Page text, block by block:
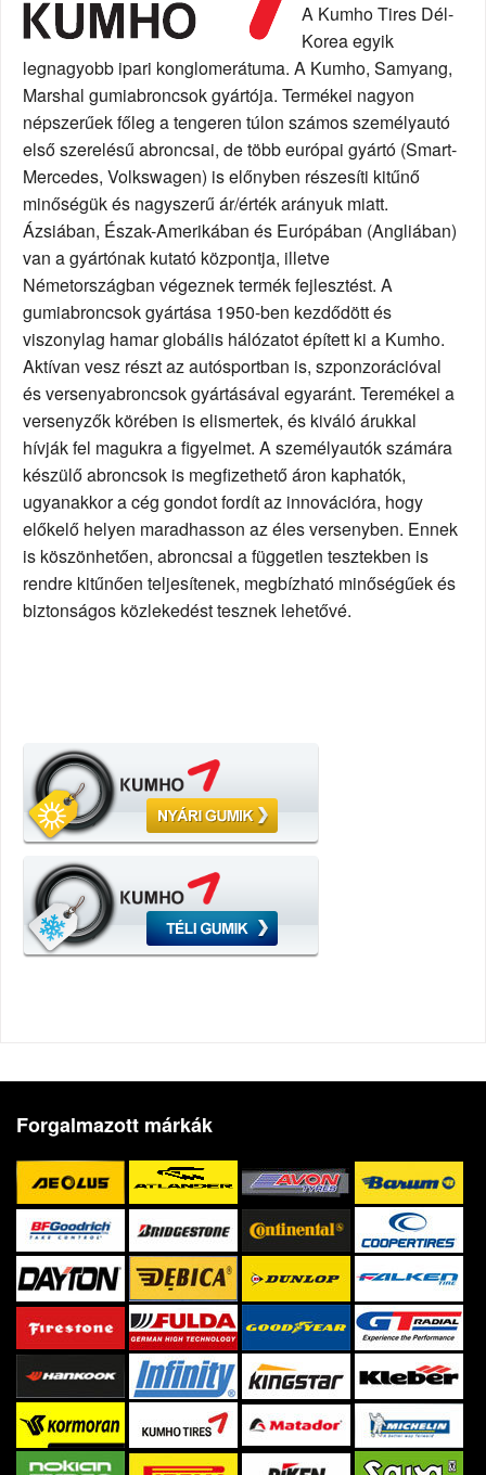
A Kumho Tires Dél-
Korea egyik
legnagyobb ipari konglomerátuma. A Kumho, Samyang,
Marshal gumiabroncsok gyártója. Termékei nagyon
népszerűek főleg a tengeren túlon számos személyautó
első szerelésű abroncsai, de több európai gyártó (Smart-
Mercedes, Volkswagen) is előnyben részesíti kitűnő
minőségük és nagyszerű ár/érték arányuk miatt.
Ázsiában, Észak-Amerikában és Európában (Angliában)
van a gyártónak kutató központja, illetve
Németországban végeznek termék fejlesztést. A
gumiabroncsok gyártása 1950-ben kezdődött és
viszonylag hamar globális hálózatot épített ki a Kumho.
Aktívan vesz részt az autósportban is, szponzorációval
és versenyabroncsok gyártásával egyaránt. Teremékei a
versenyzők körében is elismertek, és kiváló árukkal
hívják fel magukra a figyelmet. A személyautók számára
készülő abroncsok is megfizethető áron kaphatók,
ugyanakkor a cég gondot fordít az innovációra, hogy
előkelő helyen maradhasson az éles versenyben. Ennek
is köszönhetően, abroncsai a független tesztekben is
rendre kitűnően teljesítenek, megbízható minőségűek és
biztonságos közlekedést tesznek lehetővé.
Forgalmazott márkák